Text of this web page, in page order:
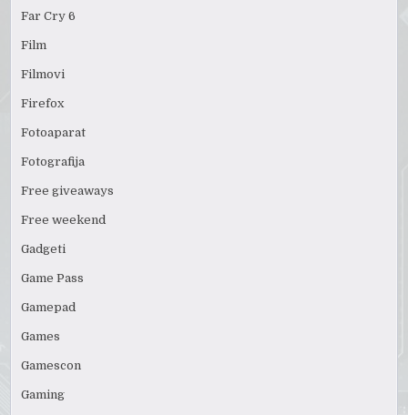
Far Cry 6
Film
Filmovi
Firefox
Fotoaparat
Fotografija
Free giveaways
Free weekend
Gadgeti
Game Pass
Gamepad
Games
Gamescon
Gaming